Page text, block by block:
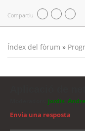
Compartiu
Índex del fòrum »
jordis
Envia una resposta